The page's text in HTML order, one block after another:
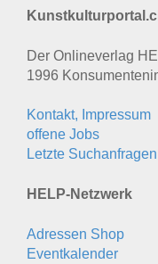
Der Onlineverlag
1996
Kontakt, Impressum
offene Jobs
Letzte Suchanfragen
HELP-Netzwerk
Adressen Shop
Eventkalender